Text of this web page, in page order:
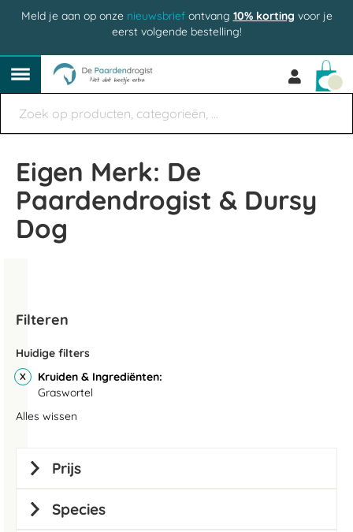
Meld je aan op onze nieuwsbriefontvang 10% korting voor je
eerst volgende bestelling!
Eigen Merk: De
Paardendrogist & Dursy
Dog
Filteren
Huidige filters
Kruiden & Ingrediënten
Graswortel
Alles wissen
Prijs
Species